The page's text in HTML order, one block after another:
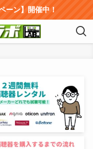
ーン】開催中！